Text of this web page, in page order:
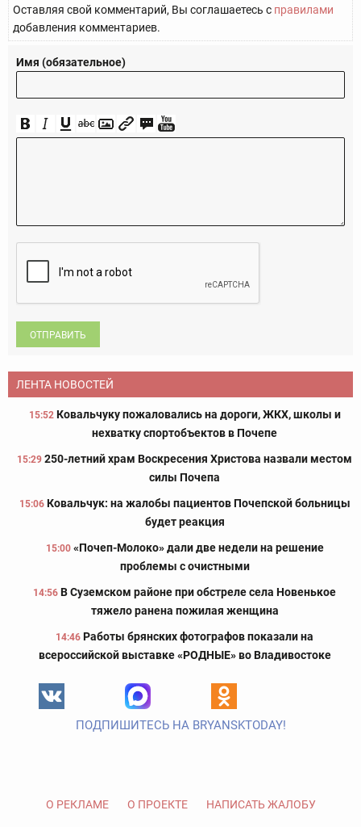
Оставляя свой комментарий, Вы соглашаетесь с правилами
добавления комментариев.
Имя (обязательное)
ОТПРАВИТЬ
ЛЕНТА НОВОСТЕЙ
15:52 Ковальчуку пожаловались на дороги, ЖКХ, школы и
нехватку спортобъектов в Почепе
15:29 250-летний храм Воскресения Христова назвали местом
силы Почепа
15:06 Ковальчук: на жалобы пациентов Почепской больницы
будет реакция
15:00 «Почеп-Молоко» дали две недели на решение
проблемы с очистными
14:56 В Суземском районе при обстреле села Новенькое
тяжело ранена пожилая женщина
14:46 Работы брянских фотографов показали на
всероссийской выставке «РОДНЫЕ» во Владивостоке
ПОДПИШИТЕСЬ НА BRYANSKTODAY!
О РЕКЛАМЕ О ПРОЕКТЕ НАПИСАТЬ ЖАЛОБУ